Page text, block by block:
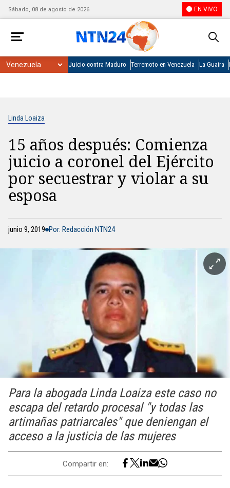
Sábado, 08 de agosto de 2026 EN VIVO
Juicio contra Maduro Terremoto en Venezuela La Guaira
Linda Loaiza
15 años después: Comienza
juicio a coronel del Ejército
por secuestrar y violar a su
esposa
junio 9, 2019 Por: Redacción NTN24
Para la abogada Linda Loaiza este caso no
escapa del retardo procesal "y todas las
artimañas patriarcales" que deniengan el
acceso a la justicia de las mujeres
Compartir en: